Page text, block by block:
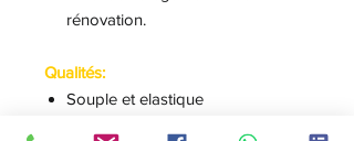
rénovation.
Qualités:
Souple et elastique